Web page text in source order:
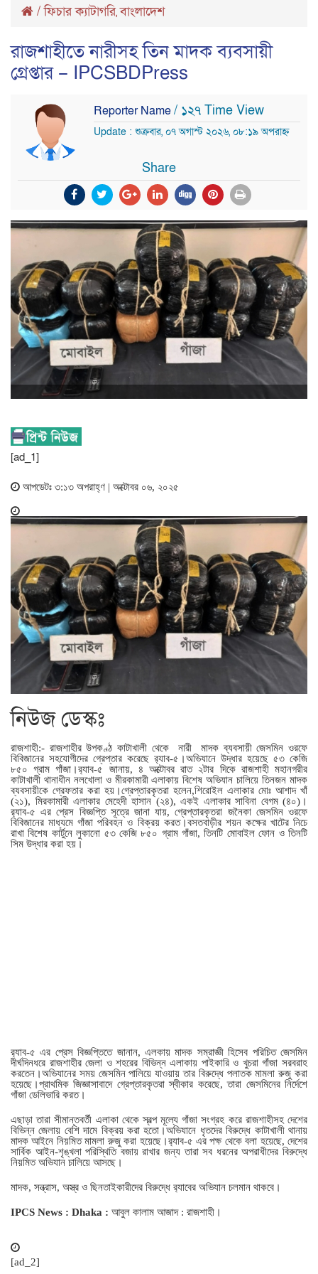
/ফিচার ক্যাটাগরি,বাংলাদেশ
রাজশাহীতে নারীসহ তিন মাদক ব্যবসায়ী
গ্রেপ্তার – IPCSBDPress
Reporter Name/ ১২৭ Time View
Update : শুক্রবার, ০৭ অগাস্ট ২০২৬, ০৮:১৯ অপরাহ্ন
Share
[ad_1]
আপডেটঃ ৩:১৩ অপরাহ্ণ | অক্টোবর ০৬, ২০২৫
নিউজ ডেস্কঃ
রাজশাহী:- রাজশাহীর উপকণ্ঠ কাটাখালী থেকে নারী মাদক ব্যবসায়ী জেসমিন ওরফে
বিবিজানের সহযোগীদের গ্রেপ্তার করেছে র‌্যাব-৫।অভিযানে উদ্ধার হয়েছে ৫৩ কেজি
৮৫০ গ্রাম গাঁজা।র‌্যাব-৫ জানায়, ৪ অক্টোবর রাত ২টার দিকে রাজশাহী মহানগরীর
কাটাখালী থানাধীন নলখোলা ও মীরকামারী এলাকায় বিশেষ অভিযান চালিয়ে তিনজন মাদক
ব্যবসায়ীকে গ্রেফতার করা হয়।গ্রেপ্তারকৃতরা হলেন,শিরোইল এলাকার মোঃ আশাদ খাঁ
(২১), মিরকামারী এলাকার মেহেদী হাসান (২৪), একই এলাকার সাবিনা বেগম (৪০)।
র‌্যাব-৫ এর প্রেস বিজ্ঞপ্তি সূত্রে জানা যায়, গ্রেপ্তারকৃতরা জনৈকা জেসমিন ওরফে
বিবিজানের মাধ্যমে গাঁজা পরিবহন ও বিক্রয় করত।বসতবাড়ীর শয়ন কক্ষের খাটের নিচে
রাখা বিশেষ কার্টুনে লুকানো ৫৩ কেজি ৮৫০ গ্রাম গাঁজা, তিনটি মোবাইল ফোন ও তিনটি
সিম উদ্ধার করা হয়।
র‌্যাব-৫ এর প্রেস বিজ্ঞপ্তিতে জানান, এলকায় মাদক সম্রাজ্ঞী হিসেব পরিচিত জেসমিন
দীর্ঘদিনধরে রাজশাহীর জেলা ও শহরের বিভিন্ন এলাকায় পাইকারি ও খুচরা গাঁজা সরবরাহ
করতেন।অভিযানের সময় জেসমিন পালিয়ে যাওয়ায় তার বিরুদ্ধে পলাতক মামলা রুজু করা
হয়েছে।প্রাথমিক জিজ্ঞাসাবাদে গ্রেপ্তারকৃতরা স্বীকার করেছে, তারা জেসমিনের নির্দেশে
গাঁজা ডেলিভারি করত।
এছাড়া তারা সীমান্তবর্তী এলাকা থেকে স্বল্প মূল্যে গাঁজা সংগ্রহ করে রাজশাহীসহ দেশের
বিভিন্ন জেলায় বেশি দামে বিক্রয় করা হতো।অভিযানে ধৃতদের বিরুদ্ধে কাটাখালী থানায়
মাদক আইনে নিয়মিত মামলা রুজু করা হয়েছে।র‌্যাব-৫ এর পক্ষ থেকে বলা হয়েছে, দেশের
সার্বিক আইন-শৃঙ্খলা পরিস্থিতি বজায় রাখার জন্য তারা সব ধরনের অপরাধীদের বিরুদ্ধে
নিয়মিত অভিযান চালিয়ে আসছে।
মাদক, সন্ত্রাস, অস্ত্র ও ছিনতাইকারীদের বিরুদ্ধে র‌্যাবের অভিযান চলমান থাকবে।
IPCS News : Dhaka : আবুল কালাম আজাদ : রাজশাহী।
[ad_2]